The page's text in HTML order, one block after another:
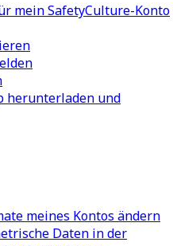
mein SafetyCulture-Konto
herunterladen und
meines Kontos ändern
Daten in der